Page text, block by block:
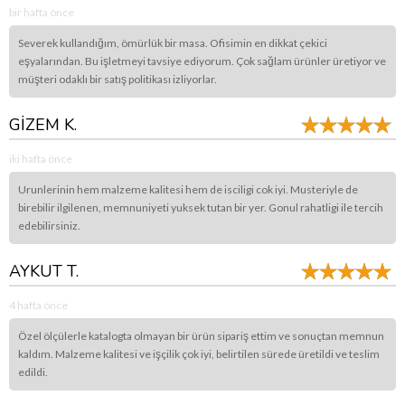
bir hafta önce
Severek kullandığım, ömürlük bir masa. Ofisimin en dikkat çekici
eşyalarından. Bu işletmeyi tavsiye ediyorum. Çok sağlam ürünler üretiyor ve
müşteri odaklı bir satış politikası izliyorlar.
GİZEM K.
iki hafta önce
Urunlerinin hem malzeme kalitesi hem de isciligi cok iyi. Musteriyle de
birebilir ilgilenen, memnuniyeti yuksek tutan bir yer. Gonul rahatligi ile tercih
edebilirsiniz.
AYKUT T.
4 hafta önce
Özel ölçülerle katalogta olmayan bir ürün sipariş ettim ve sonuçtan memnun
kaldım. Malzeme kalitesi ve işçilik çok iyi, belirtilen sürede üretildi ve teslim
edildi.